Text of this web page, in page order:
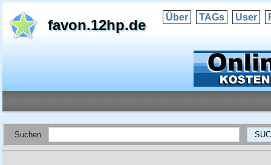
favon.12hp.de Über TAGs User
Suchen